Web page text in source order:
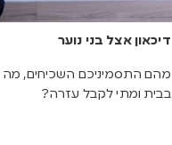
דיכאון אצל בני נוער
מהם התסמיניכם השכיחים,
בבית ומתי לקבל עזרה?